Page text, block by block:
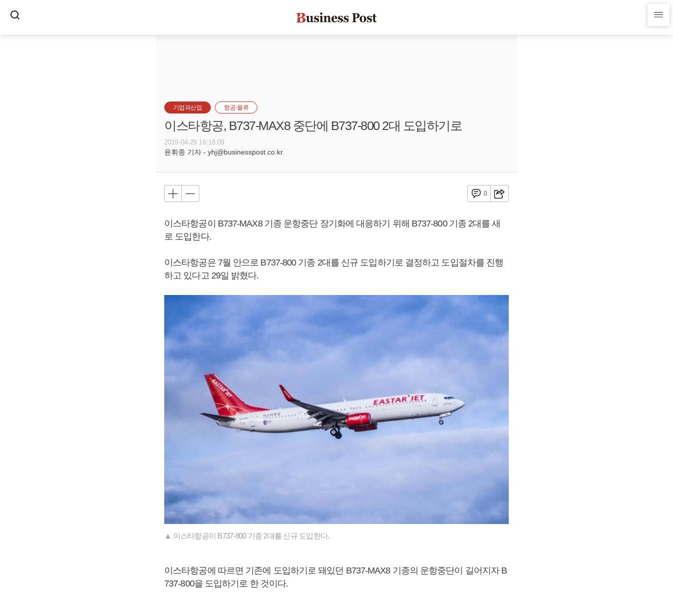
기업과산업 항공·물류
이스타항공, B737-MAX8 중단에 B737-800 2대 도입하기로
2019-04-29 16:18:09
윤휘종 기자 - yhj@businesspost.co.kr
0
이스타항공이 B737-MAX8 기종 운항중단 장기화에 대응하기 위해 B737-800 기종 2대를 새
로 도입한다.
이스타항공은 7월 안으로 B737-800 기종 2대를 신규 도입하기로 결정하고 도입절차를 진행
하고 있다고 29일 밝혔다.
▲ 이스타항공이 B737-800 기종 2대를 신규 도입한다.
이스타항공에 따르면 기존에 도입하기로 돼있던 B737-MAX8 기종의 운항중단이 길어지자 B
737-800을 도입하기로 한 것이다.